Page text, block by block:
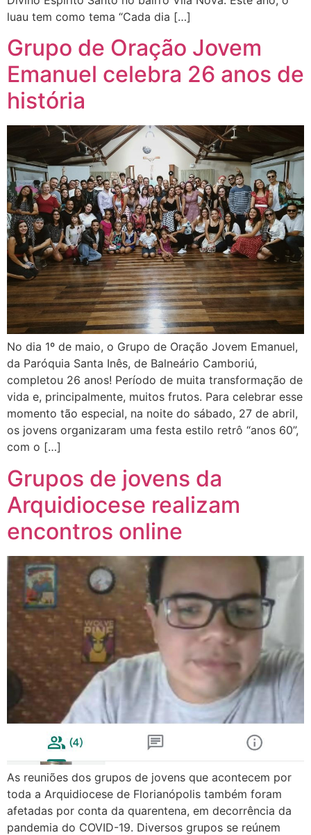
luau tem como tema “Cada dia […]
Grupo de Oração Jovem
Emanuel celebra 26 anos de
história
No dia 1º de maio, o Grupo de Oração Jovem Emanuel,
da Paróquia Santa Inês, de Balneário Camboriú,
completou 26 anos! Período de muita transformação de
vida e, principalmente, muitos frutos. Para celebrar esse
momento tão especial, na noite do sábado, 27 de abril,
os jovens organizaram uma festa estilo retrô “anos 60”,
com o […]
Grupos de jovens da
Arquidiocese realizam
encontros online
As reuniões dos grupos de jovens que acontecem por
toda a Arquidiocese de Florianópolis também foram
afetadas por conta da quarentena, em decorrência da
pandemia do COVID-19. Diversos grupos se reúnem